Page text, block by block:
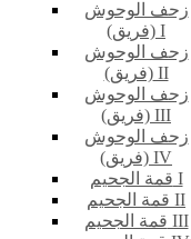
زحف الوحوش
(فريق) I
زحف الوحوش
(فريق) II
زحف الوحوش
(فريق) III
زحف الوحوش
(فريق) IV
قمة الجحيم I
قمة الجحيم II
قمة الجحيم III